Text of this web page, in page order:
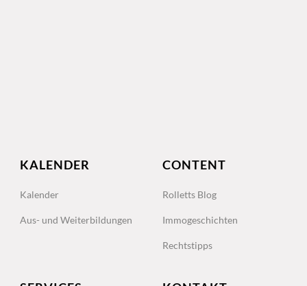
KALENDER
Kalender
Aus- und Weiterbildungen
CONTENT
Rolletts Blog
Immogeschichten
Rechtstipps